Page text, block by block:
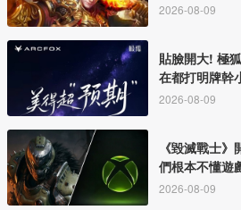
2026-08-09
貼臉開大! 極
在都打明牌幹
2026-08-09
《毀滅戰士
們根本不懂遊
2026-08-09